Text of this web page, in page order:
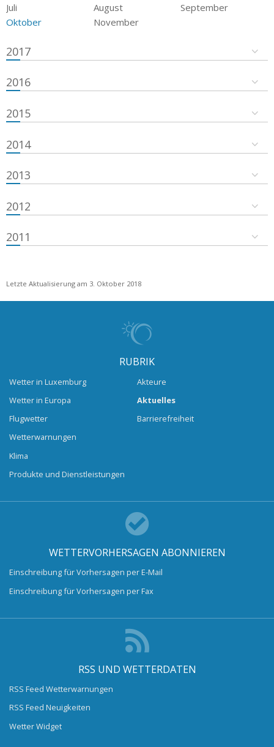
Juli
August
September
Oktober
November
2017
2016
2015
2014
2013
2012
2011
Letzte Aktualisierung am 3. Oktober 2018
RUBRIK
Wetter in Luxemburg
Wetter in Europa
Flugwetter
Wetterwarnungen
Klima
Produkte und Dienstleistungen
Akteure
Aktuelles
Barrierefreiheit
WETTERVORHERSAGEN ABONNIEREN
Einschreibung für Vorhersagen per E-Mail
Einschreibung für Vorhersagen per Fax
RSS UND WETTERDATEN
RSS Feed Wetterwarnungen
RSS Feed Neuigkeiten
Wetter Widget